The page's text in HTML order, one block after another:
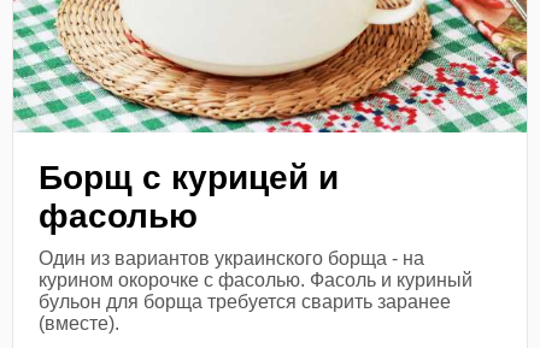
Борщ с курицей и
фасолью
Один из вариантов украинского борща - на
курином окорочке с фасолью. Фасоль и куриный
бульон для борща требуется сварить заранее
(вместе).